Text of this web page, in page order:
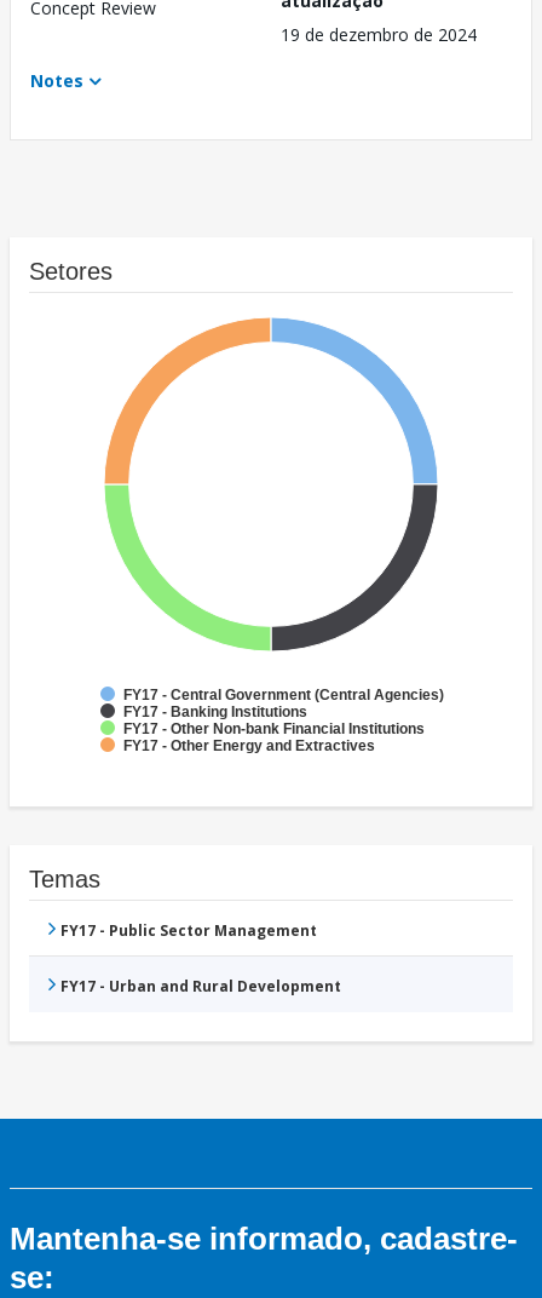
Concept Review
19 de dezembro de 2024
Notes
Setores
FY17 - Central Government (Central Agencies)
FY17 - Banking Institutions
FY17 - Other Non-bank Financial Institutions
FY17 - Other Energy and Extractives
Temas
FY17 - Public Sector Management
FY17 - Urban and Rural Development
Mantenha-se informado, cadastre-
se: